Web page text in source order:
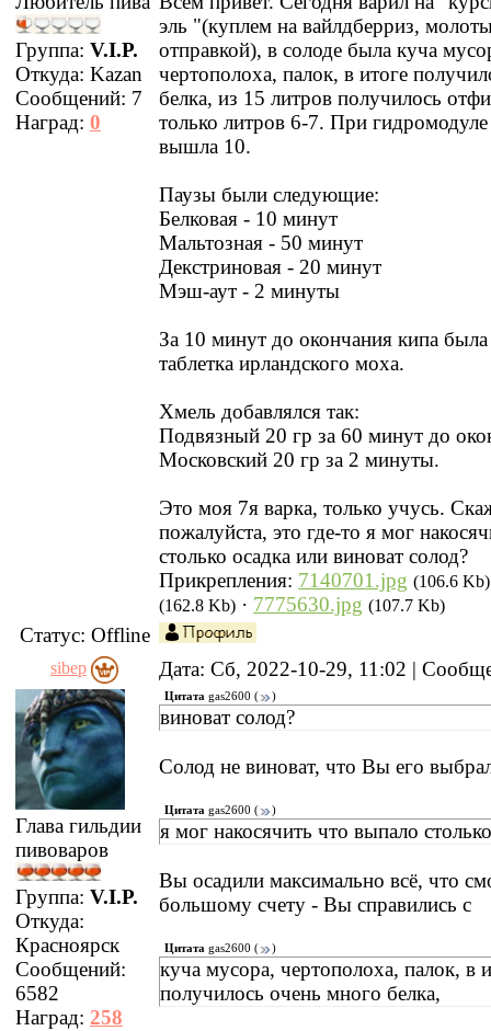
Группа: V.I.P.
Откуда: Kazan
Сообщений: 7
Наград: 0
эль "(куплем на вайлдберриз,
отправкой), в солоде была куча
чертополоха, палок, в итоге
белка, из 15 литров получилось
только литров 6-7. При
вышла 10.
Паузы были следующие:
Белковая - 10 минут
Мальтозная - 50 минут
Декстриновая - 20 минут
Мэш-аут - 2 минуты
За 10 минут до окончания кипа была
таблетка ирландского моха.
Хмель добавлялся так:
Подвязный 20 гр за 60 минут до
Московский 20 гр за 2 минуты.
Это моя 7я варка, только учусь.
пожалуйста, это где-то я мог
столько осадка или виноват солод?
Прикрепления: 7140701.jpg (106.6 Kb)
(162.8 Kb) · 7775630.jpg (107.7 Kb)
Статус: Offline
sibep Дата: Сб, 2022-10-29, 11:02 |
Глава гильдии
пивоваров
Группа: V.I.P.
Откуда:
Красноярск
Сообщений:
6582
Наград: 258
Цитата gas2600 ( )
виноват солод?
Солод не виноват, что Вы его
Цитата gas2600 ( )
я мог накосячить что выпало
Вы осадили максимально всё, что
большому счету - Вы справились с
Цитата gas2600 ( )
куча мусора, чертополоха, палок, в
получилось очень много белка,